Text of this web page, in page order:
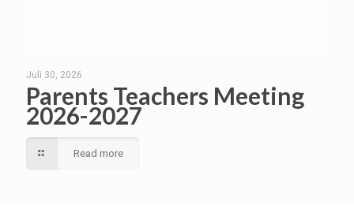
Juli 30, 2026
Parents Teachers Meeting
2026-2027
Read more